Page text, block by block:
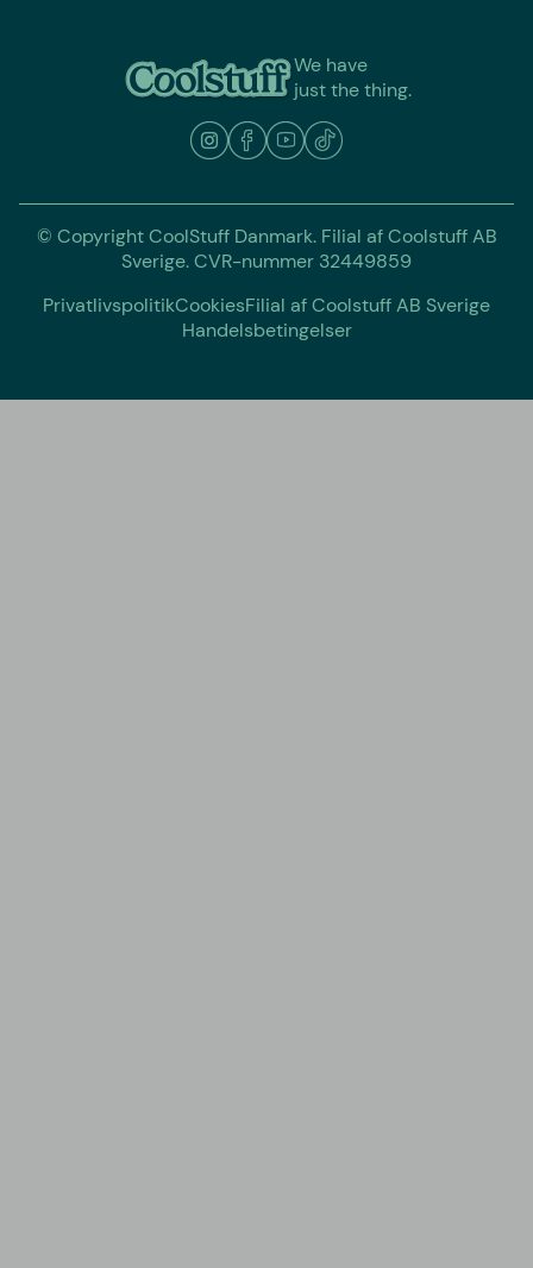
We have
just the thing.
© Copyright CoolStuff Danmark. Filial af Coolstuff AB
Sverige. CVR-nummer 32449859
PrivatlivspolitikCookiesFilial af Coolstuff AB Sverige
Handelsbetingelser